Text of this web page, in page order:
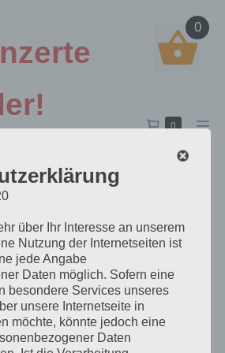
die
Warenkorb
0Elemente
Warenkorb
LINK
0
über Ihr Interesse an unserem
Nutzung der Internetseiten ist
jede Angabe
Daten möglich. Sofern eine
besondere Services unseres
unsere Internetseite in
möchte, könnte jedoch eine
Daten